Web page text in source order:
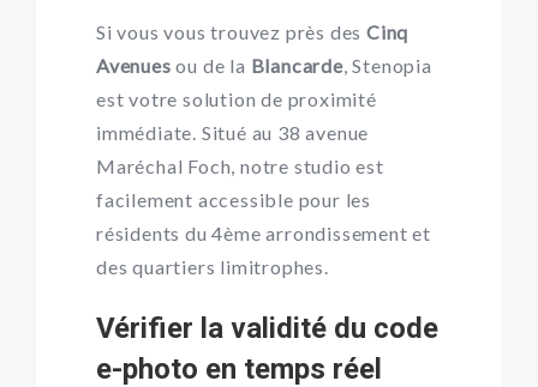
Si vous vous trouvez près des Cinq
Avenues ou de la Blancarde, Stenopia
est votre solution de proximité
immédiate. Situé au 38 avenue
Maréchal Foch, notre studio est
facilement accessible pour les
résidents du 4ème arrondissement et
des quartiers limitrophes.
Vérifier la validité du code
e-photo en temps réel